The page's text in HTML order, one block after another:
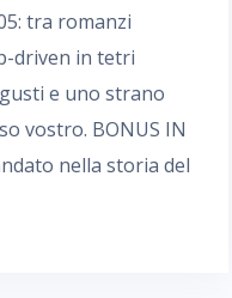
tra romanzi
driven in tetri
e uno strano
vostro. BONUS IN
nella storia del